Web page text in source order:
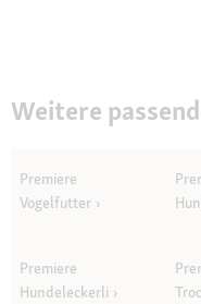
Weitere
Premiere
Vogelfutter
Premiere
Hundeleckerli